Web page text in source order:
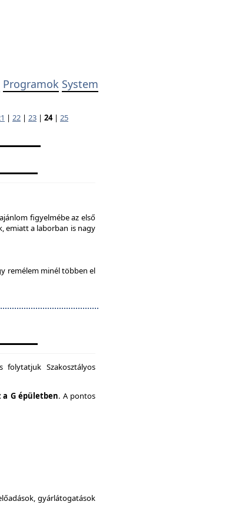
Programok System
| 22 | 23 | 24| 25
figyelmébe az első
emiatt a laborban is nagy
remélem minél többen el
Szakosztályos
G épületben. A pontos
gyárlátogatások